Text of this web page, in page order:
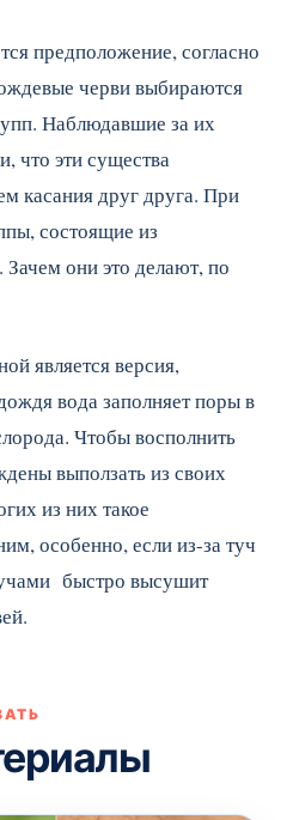
предположение, согласно
черви выбираются
Наблюдавшие за их
что эти существа
касания друг друга. При
состоящие из
Зачем они это делают, по
является версия,
вода заполняет поры в
Чтобы восполнить
выползать из своих
из них такое
особенно, если из-за туч
быстро высушит